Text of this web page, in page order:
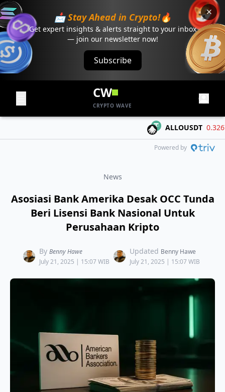
📩 Stay Ahead in Crypto!🔥
Get expert insights & alerts straight to your inbox
— join our newsletter now!
Subscribe
CW
CRYPTO WAVE
ALLOUSDT 0.3267 -
Powered by
News
Asosiasi Bank Amerika Desak OCC Tunda
Beri Lisensi Bank Nasional Untuk
Perusahaan Kripto
By Benny Hawe
July 21, 2025 | 15:07 WIB
Updated Benny Hawe
July 21, 2025 | 15:07 WIB